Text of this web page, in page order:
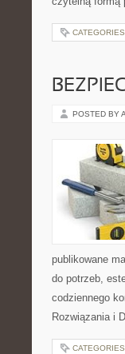
POSTED BY
publikowane
do potrzeb,
codziennego
Rozwiązania i